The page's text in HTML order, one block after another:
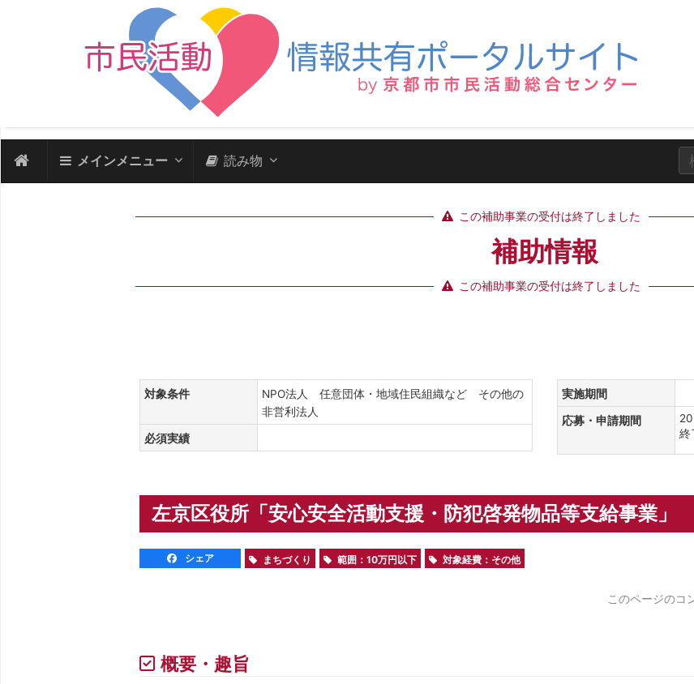
メインメニュー 読み物
この補助事業の受付は終了しました
補助情報
この補助事業の受付は終了しました
対象条件
NPO法人 任意団体・地域住民組織など その他の
非営利法人
必須実績
実施期間
応募・申請期間
終
左京区役所「安心安全活動支援・防犯啓発物品等支給事業」
シェア まちづくり 範囲：10万円以下 対象経費：その他
このページのコ
概要・趣旨